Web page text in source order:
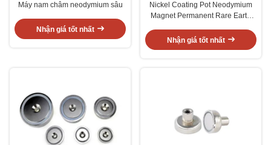
Máy nam châm neodymium sâu
Nhận giá tốt nhất
Nickel Coating Pot Neodymium
Magnet Permanent Rare Earth
Nhận giá tốt nhất